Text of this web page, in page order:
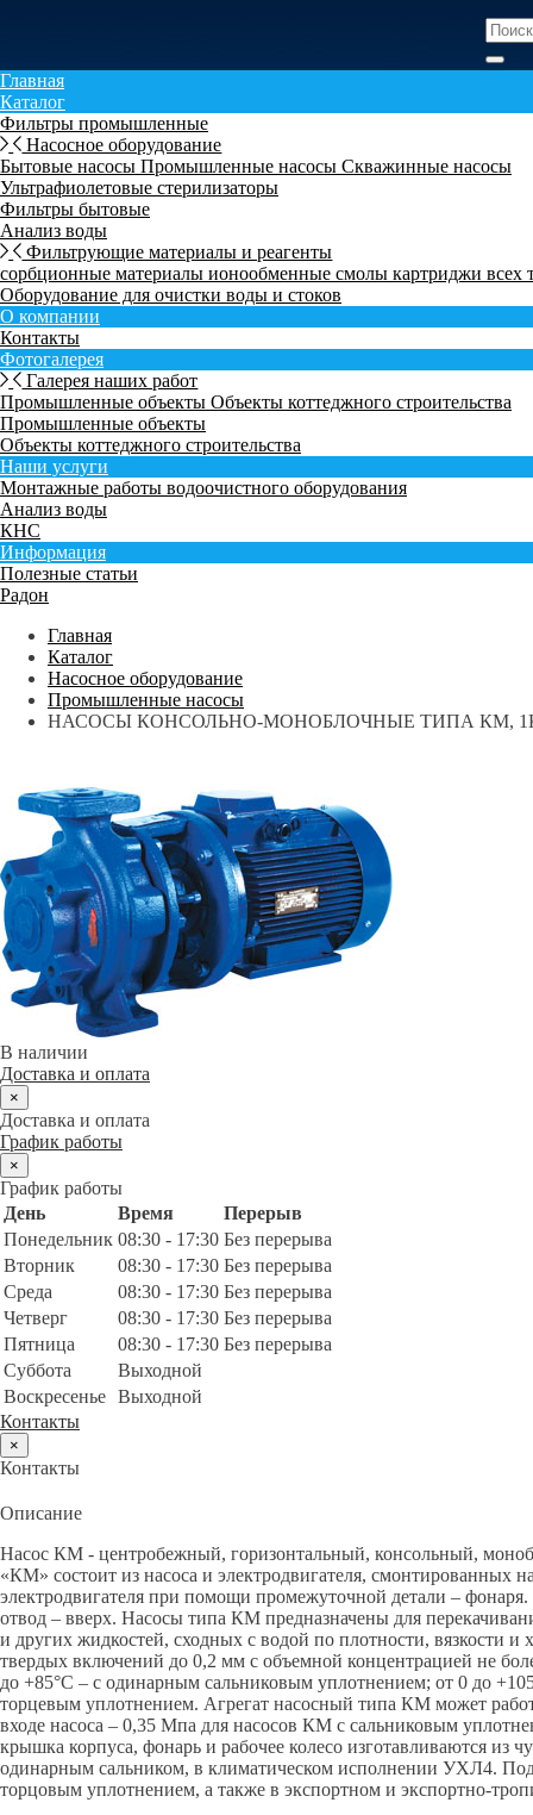
Главная
Каталог
Фильтры промышленные
Насосное оборудование
Бытовые насосы Промышленные насосы Скважинные насосы
Ультрафиолетовые стерилизаторы
Фильтры бытовые
Анализ воды
Фильтрующие материалы и реагенты
сорбционные материалы ионообменные смолы картриджи всех
Оборудование для очистки воды и стоков
О компании
Контакты
Фотогалерея
Галерея наших работ
Промышленные объекты Объекты коттеджного строительства
Промышленные объекты
Объекты коттеджного строительства
Наши услуги
Монтажные работы водоочистного оборудования
Анализ воды
КНС
Информация
Полезные статьи
Радон
Главная
Каталог
Насосное оборудование
Промышленные насосы
НАСОСЫ КОНСОЛЬНО-МОНОБЛОЧНЫЕ ТИПА КМ,
В наличии
Доставка и оплата
×
Доставка и оплата
График работы
×
График работы
День
Время
Перерыв
Понедельник 08:30 - 17:30 Без перерыва
Вторник
08:30 - 17:30 Без перерыва
Среда
08:30 - 17:30 Без перерыва
Четверг
08:30 - 17:30 Без перерыва
Пятница
08:30 - 17:30 Без перерыва
Суббота
Выходной
Воскресенье Выходной
Контакты
×
Контакты
Описание
Насос КМ - центробежный, горизонтальный, консольный,
«КМ» состоит из насоса и электродвигателя, смонтированных
электродвигателя при помощи промежуточной детали –
отвод – вверх. Насосы типа КМ предназначены для
и других жидкостей, сходных с водой по плотности, вязкости
твердых включений до 0,2 мм с объемной концентрацией не
до +85°С – с одинарным сальниковым уплотнением; от 0 до
торцевым уплотнением. Агрегат насосный типа КМ может
входе насоса – 0,35 Мпа для насосов КМ с сальниковым
крышка корпуса, фонарь и рабочее колесо изготавливаются
одинарным сальником, в климатическом исполнении УХЛ4.
торцовым уплотнением, а также в экспортном и экспортно-